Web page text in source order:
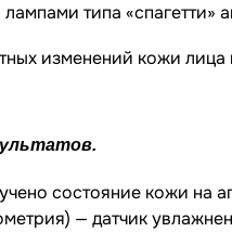
типа «спагетти»
состояние кожи на
— датчик